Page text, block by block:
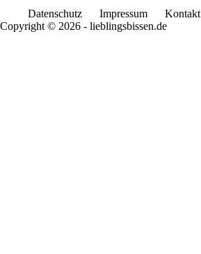
Datenschutz Impressum Kontakt
Copyright © 2026 - lieblingsbissen.de